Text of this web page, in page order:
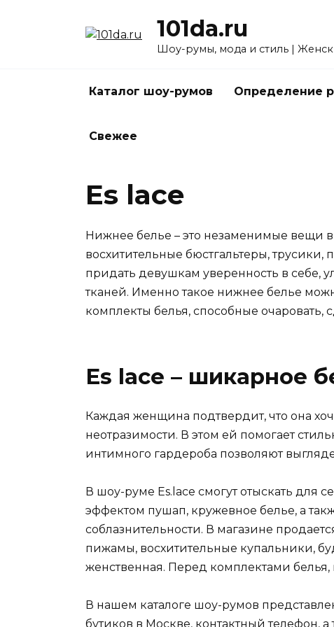
101da.ru
Шоу-румы, мода и стиль |
Каталог шоу-румов Определение
Свежее
Es lace
Нижнее белье – это незаменимые вещи
восхитительные бюстгальтеры,
придать девушкам уверенность в себе,
тканей. Именно такое нижнее белье
комплекты белья, способные
Es lace – шикарное
Каждая женщина подтвердит, что она
неотразимости. В этом ей помогает
интимного гардероба позволяют
В шоу-руме Es.lace смогут отыскать для
эффектом пушап, кружевное белье, а
соблазнительности. В магазине
пижамы, восхитительные купальники,
женственная. Перед комплектами
В нашем каталоге шоу-румов
бутиков в Москве, контактный телефон,